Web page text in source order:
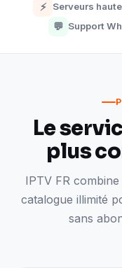
⚡ Serveurs
💬 Support
Le
plus
IPTV FR
catalogue illimité
sans